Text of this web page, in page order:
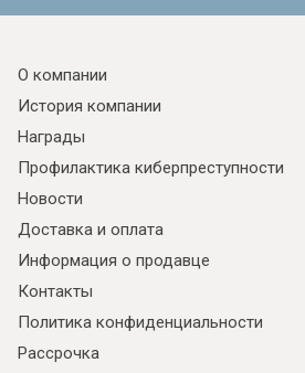
О компании
История компании
Награды
Профилактика киберпреступности
Новости
Доставка и оплата
Информация о продавце
Контакты
Политика конфиденциальности
Рассрочка